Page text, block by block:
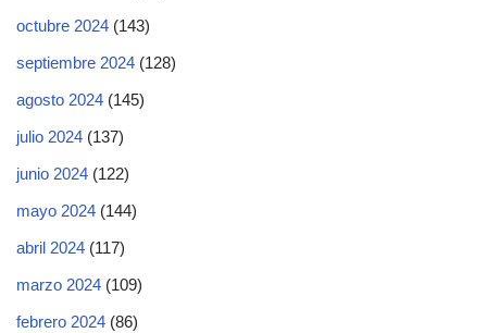
octubre 2024 (143)
septiembre 2024 (128)
agosto 2024 (145)
julio 2024 (137)
junio 2024 (122)
mayo 2024 (144)
abril 2024 (117)
marzo 2024 (109)
febrero 2024 (86)